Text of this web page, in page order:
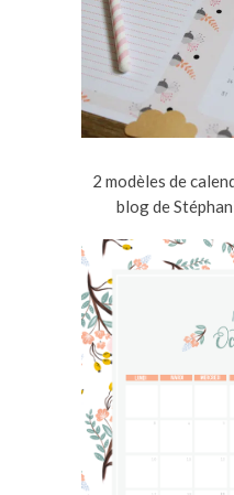
2 modèles de
blog de